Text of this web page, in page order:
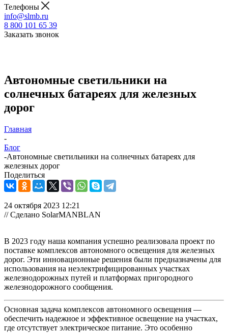
Телефоны
info@slmb.ru
8 800 101 65 39
Заказать звонок
Автономные светильники на
солнечных батареях для железных
дорог
Главная
-
Блог
-Автономные светильники на солнечных батареях для
железных дорог
Поделиться
24 октября 2023 12:21
// Сделано SolarMANBLAN
В 2023 году наша компания успешно реализовала проект по
поставке комплексов автономного освещения для железных
дорог. Эти инновационные решения были предназначены для
использования на неэлектрифицированных участках
железнодорожных путей и платформах пригородного
железнодорожного сообщения.
Основная задача комплексов автономного освещения —
обеспечить надежное и эффективное освещение на участках,
где отсутствует электрическое питание. Это особенно